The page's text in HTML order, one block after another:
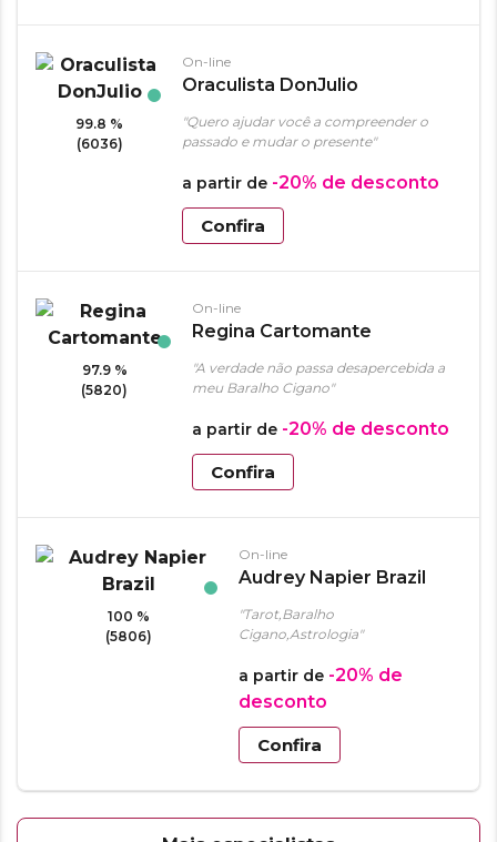
99.8 %
(6036)
On-line
Oraculista DonJulio
"Quero ajudar você a compreender o
passado e mudar o presente"
a partir de -20% de desconto
Confira
97.9 %
(5820)
On-line
Regina Cartomante
"A verdade não passa desapercebida a
meu Baralho Cigano"
a partir de -20% de desconto
Confira
100 %
(5806)
On-line
Audrey Napier Brazil
"Tarot,Baralho
Cigano,Astrologia"
a partir de -20% de
desconto
Confira